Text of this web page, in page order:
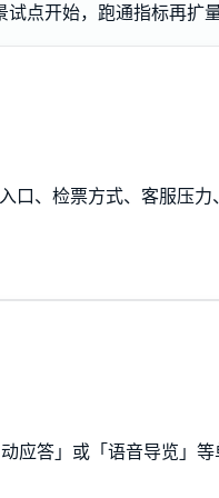
点开始，跑通指标再扩
口、检票方式、客服压
应答」或「语音导览」